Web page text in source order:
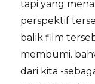
tapi yang
perspektif
balik film
membumi.
dari kita -